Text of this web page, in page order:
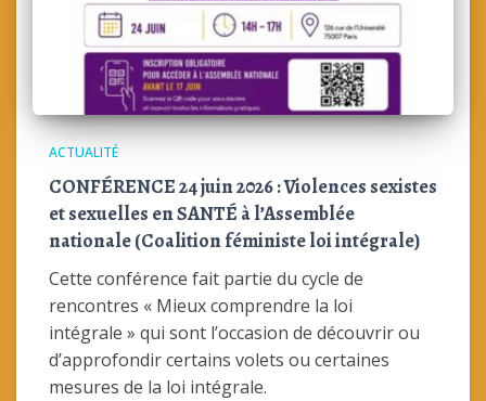
ACTUALITÉ
CONFÉRENCE 24 juin 2026 : Violences sexistes
et sexuelles en SANTÉ à l’Assemblée
nationale (Coalition féministe loi intégrale)
Cette conférence fait partie du cycle de
rencontres « Mieux comprendre la loi
intégrale » qui sont l’occasion de découvrir ou
d’approfondir certains volets ou certaines
mesures de la loi intégrale.